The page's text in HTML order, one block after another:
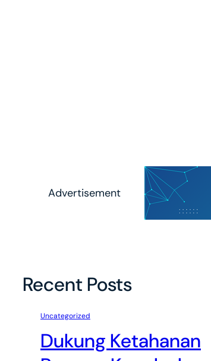
Advertisement
Recent Posts
Uncategorized
Dukung Ketahanan